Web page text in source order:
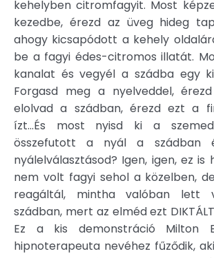
kehelyben citromfagyit. Most
kezedbe, érezd az üveg hideg
ahogy kicsapódott a kehely
be a fagyi édes-citromos illatát.
kanalat és vegyél a szádba egy
Forgasd meg a nyelveddel,
elolvad a szádban, érezd ezt a
ízt...És most nyisd ki a
összefutott a nyál a szádban
nyálelválasztásod? Igen, igen, ez is
nem volt fagyi sehol a közelben,
reagáltál, mintha valóban lett
szádban, mert az elméd ezt
Ez a kis demonstráció Milton
hipnoterapeuta nevéhez fűződik,